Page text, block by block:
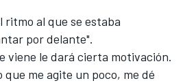
al que se estaba
por delante".
viene le dará cierta motivación.
me agite un poco, me dé